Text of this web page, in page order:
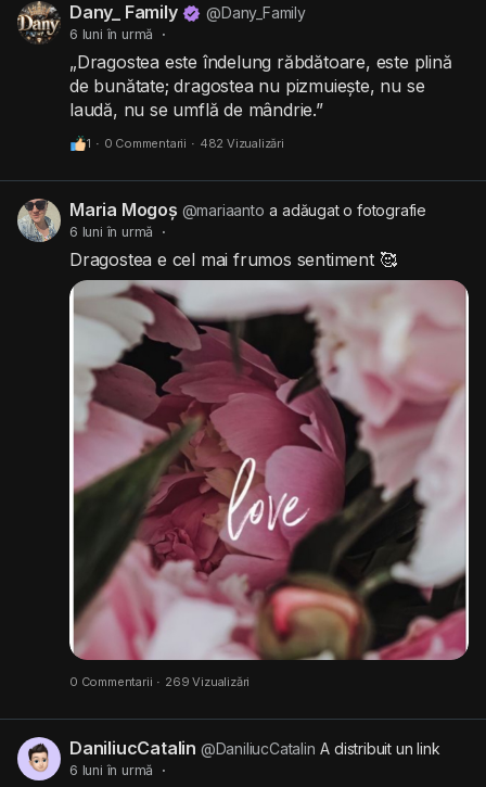
Dany_ Family @Dany_Family
6 luni în urmă ·
„Dragostea este îndelung răbdătoare, este plină
de bunătate; dragostea nu pizmuiește, nu se
laudă, nu se umflă de mândrie.”
1 · 0 Commentarii · 482 Vizualizări
Maria Mogoș @mariaanto a adăugat o fotografie
6 luni în urmă ·
Dragostea e cel mai frumos sentiment 🥰
0 Commentarii · 269 Vizualizări
DaniliucCatalin @DaniliucCatalin A distribuit un link
6 luni în urmă ·